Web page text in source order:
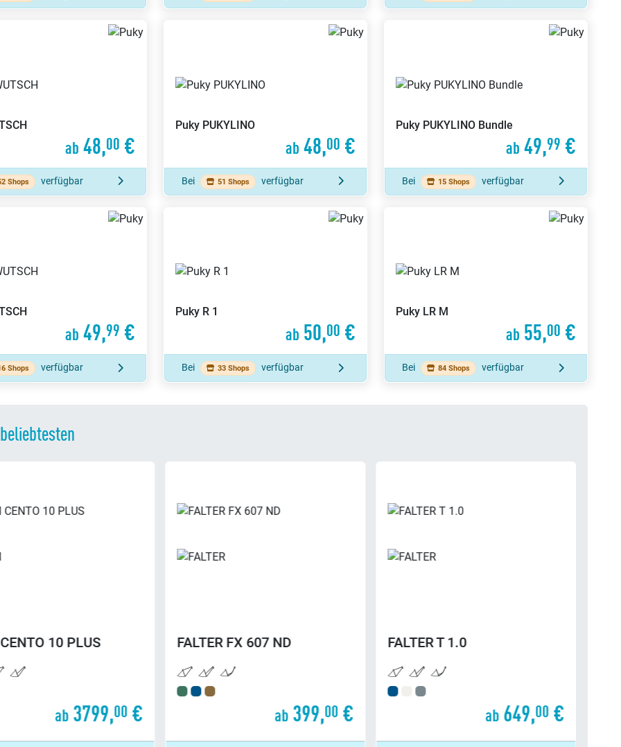
ab 48,00 €
Shops verfügbar
Puky PUKYLINO
ab 48,00 €
Bei 51 Shops verfügbar
Puky PUKYLINO Bundle
ab 49,99 €
Bei 15 Shops verfügbar
ab 49,99 €
Shops verfügbar
Puky R 1
ab 50,00 €
Bei 33 Shops verfügbar
Puky LR M
ab 55,00 €
Bei 84 Shops verfügbar
FX 607 ND
ab399,00
FALTERT 1.0
ab649,00
Lite
ab3199,00